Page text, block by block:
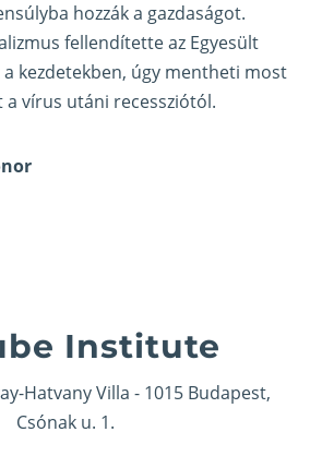
hozzák a gazdaságot.
fellendítette az Egyesült
kezdetekben, úgy mentheti most
a vírus utáni recessziótól.
Institute
Hatvany Villa - 1015 Budapest,
Csónak u. 1.